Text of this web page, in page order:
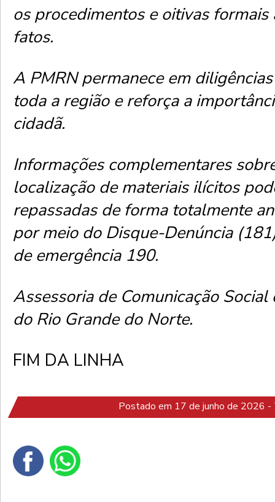
os procedimentos e oitivas formais
fatos.
A PMRN permanece em
toda a região e reforça a
cidadã.
Informações complementares
localização de materiais ilícitos
repassadas de forma totalmente
por meio do Disque-Denúncia
de emergência 190.
Assessoria de Comunicação
do Rio Grande do Norte.
FIM DA LINHA
Postado em 17 de junho de 2026 -